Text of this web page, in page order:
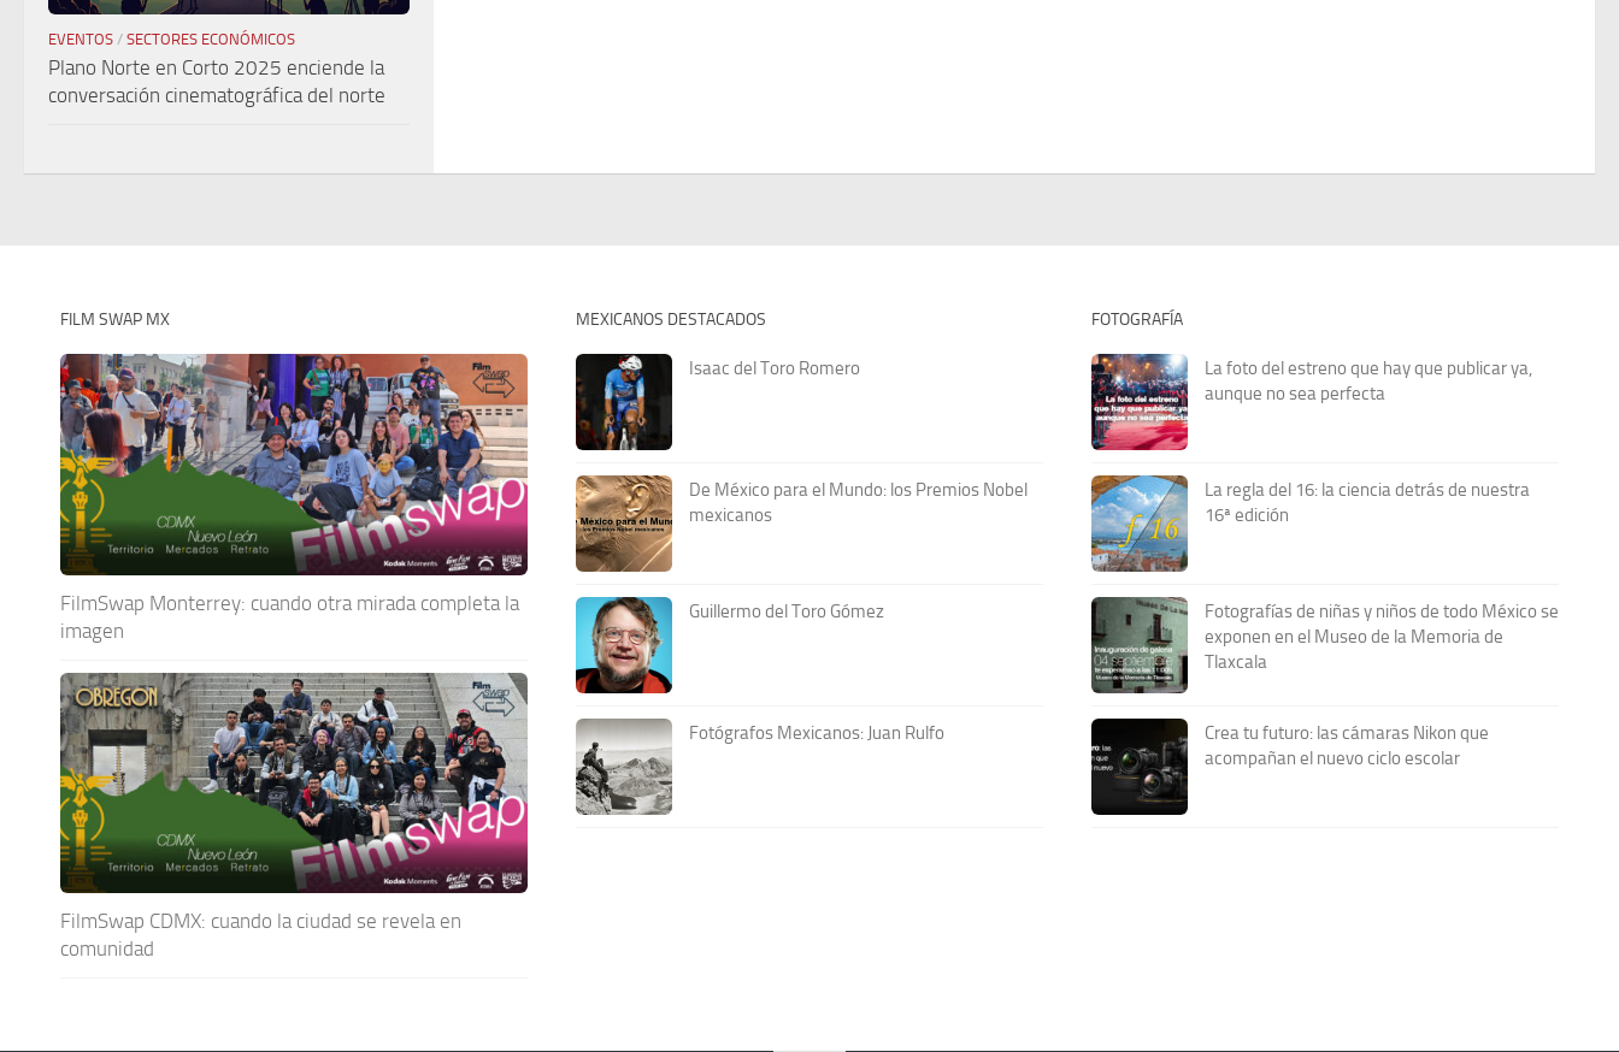
EVENTOS / SECTORES ECONÓMICOS
Plano Norte en Corto 2025 enciende la
conversación cinematográfica del norte
FILM SWAP MX
FilmSwap Monterrey: cuando otra mirada completa la
imagen
FilmSwap CDMX: cuando la ciudad se revela en
comunidad
MEXICANOS DESTACADOS
Isaac del Toro Romero
De México para el Mundo: los Premios Nobel
mexicanos
Guillermo del Toro Gómez
Fotógrafos Mexicanos: Juan Rulfo
FOTOGRAFÍA
La foto del estreno que hay que publicar ya,
aunque no sea perfecta
La regla del 16: la ciencia detrás de nuestra
16ª edición
Fotografías de niñas y niños de todo México se
exponen en el Museo de la Memoria de
Tlaxcala
Crea tu futuro: las cámaras Nikon que
acompañan el nuevo ciclo escolar